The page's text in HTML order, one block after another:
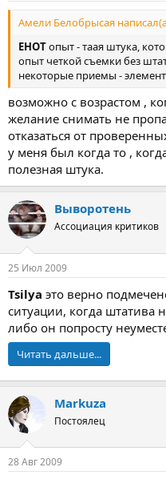
Амели Белобрысая
EHOTопыт - таая штука,
опыт четкой съемки без
некоторые приемы -
возможно с возрастом ,
желание снимать не
отказаться от
у меня был когда то ,
полезная штука.
Выворотень
Ассоциация критиков
25 Июл 2009
Tsilya это верно
ситуации, когда штатива
либо он попросту
Читать дальше...
Markuza
Постоялец
28 Авг 2009